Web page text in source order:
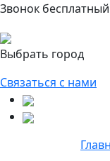
Звонок бесплатный
Выбрать город
Связаться с нами